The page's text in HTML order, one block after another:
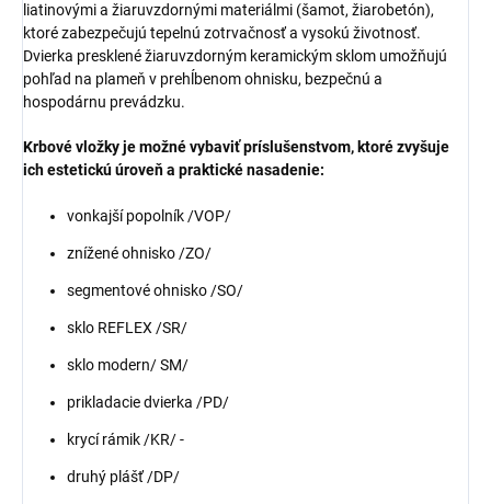
liatinovými a žiaruvzdornými materiálmi (šamot, žiarobetón),
ktoré zabezpečujú tepelnú zotrvačnosť a vysokú životnosť.
Dvierka presklené žiaruvzdorným keramickým sklom umožňujú
pohľad na plameň v prehĺbenom ohnisku, bezpečnú a
hospodárnu prevádzku.
Krbové vložky je možné vybaviť príslušenstvom, ktoré zvyšuje
ich estetickú úroveň a praktické nasadenie:
vonkajší popolník /VOP/
znížené ohnisko /ZO/
segmentové ohnisko /SO/
sklo REFLEX /SR/
sklo modern/ SM/
prikladacie dvierka /PD/
krycí rámik /KR/ -
druhý plášť /DP/